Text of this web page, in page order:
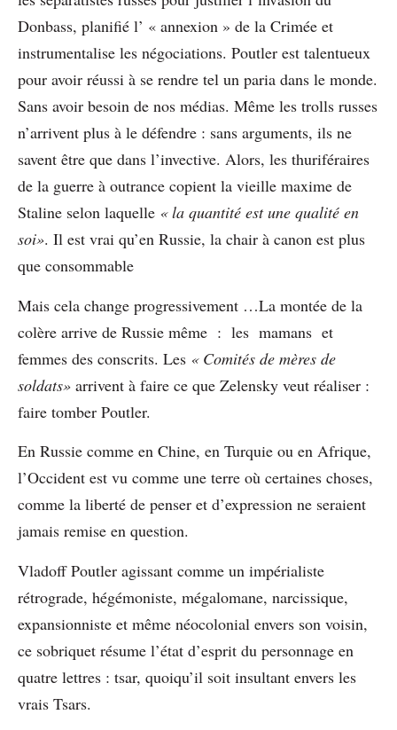
Donbass, planifié l’ « annexion » de la Crimée et
instrumentalise les négociations. Poutler est talentueux
pour avoir réussi à se rendre tel un paria dans le monde.
Sans avoir besoin de nos médias. Même les trolls russes
n’arrivent plus à le défendre : sans arguments, ils ne
savent être que dans l’invective. Alors, les thuriféraires
de la guerre à outrance copient la vieille maxime de
Staline selon laquelle « la quantité est une qualité en
soi». Il est vrai qu’en Russie, la chair à canon est plus
que consommable
Mais cela change progressivement …La montée de la
colère arrive de Russie même : les mamans et
femmes des conscrits. Les « Comités de mères de
soldats» arrivent à faire ce que Zelensky veut réaliser :
faire tomber Poutler.
En Russie comme en Chine, en Turquie ou en Afrique,
l’Occident est vu comme une terre où certaines choses,
comme la liberté de penser et d’expression ne seraient
jamais remise en question.
Vladoff Poutler agissant comme un impérialiste
rétrograde, hégémoniste, mégalomane, narcissique,
expansionniste et même néocolonial envers son voisin,
ce sobriquet résume l’état d’esprit du personnage en
quatre lettres : tsar, quoiqu’il soit insultant envers les
vrais Tsars.